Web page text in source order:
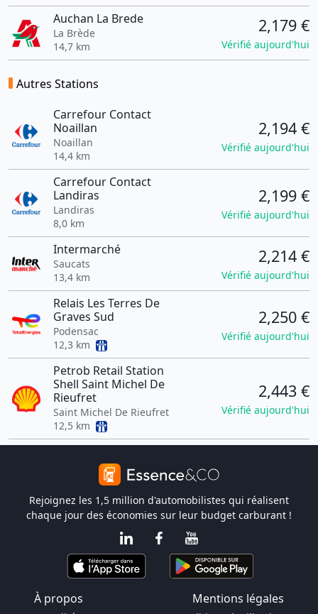
Auchan La Brede
La Brède
14,7 km
2,179 €
Vérifié aujourd'hui
Autres Stations
Carrefour Contact
Noaillan
Noaillan
14,4 km
2,194 €
Vérifié aujourd'hui
Carrefour Contact
Landiras
Landiras
8,0 km
2,199 €
Vérifié aujourd'hui
Intermarché
Saucats
13,4 km
2,214 €
Vérifié aujourd'hui
Relais Les Terres De
Graves Sud
Podensac
12,3 km
2,250 €
Vérifié aujourd'hui
Petrob Retail Station
Shell Saint Michel De
Rieufret
Saint Michel De Rieufret
12,5 km
2,443 €
Vérifié aujourd'hui
Rejoignez les 1,5 million d'automobilistes qui réalisent
chaque jour des économies sur leur budget carburant !
À propos Mentions légales